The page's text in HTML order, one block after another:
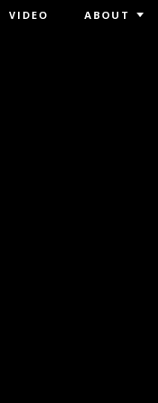
VIDEO ABOUT